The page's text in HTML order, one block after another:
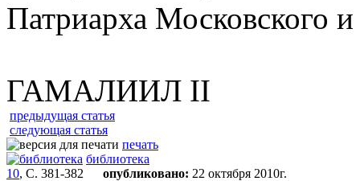
Патриарха Московского
ГАМАЛИИЛ II
предыдущая статья
следующая статья
печать
библиотека
10, С. 381-382 опубликовано: 22 октября 2010г.